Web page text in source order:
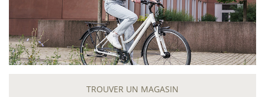
TROUVER UN MAGASIN